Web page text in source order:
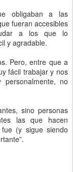
obligaban a las
fueran accesibles
a los que lo
y agradable.
Pero, entre que a
fácil trabajar y nos
personalmente, no
sino personas
las que hacen
(y sigue siendo